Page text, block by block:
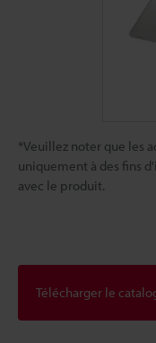
*Veuillez noter que les
uniquement à des fins
avec le produit.
Télécharger le